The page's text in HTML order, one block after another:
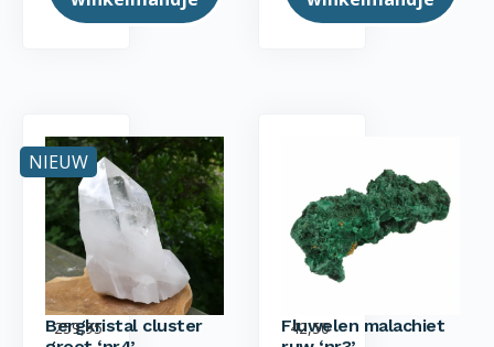
NIEUW
Bergkristal cluster
259,95
Fluwelen malachiet
42,50